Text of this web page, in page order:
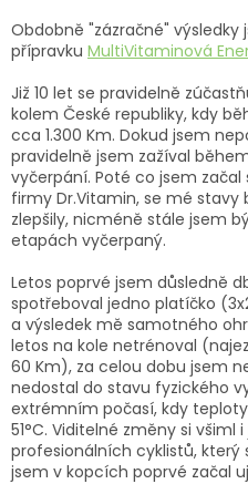
Obdobně "zázračné"
přípravku MultiVitaminová
Již 10 let se pravidelně
kolem České republiky, kdy
cca 1.300 Km. Dokud jsem
pravidelně jsem zažíval
vyčerpání. Poté co jsem
firmy Dr.Vitamin, se mé
zlepšily, nicméně stále jsem
etapách vyčerpaný.
Letos poprvé jsem důsledně
spotřeboval jedno platíčko
a výsledek mě samotného
letos na kole netrénoval
60 Km), za celou dobu jsem
nedostal do stavu fyzického
extrémním počasí, kdy
51°C. Viditelné změny si všiml
profesionálních cyklistů, který
jsem v kopcích poprvé začal